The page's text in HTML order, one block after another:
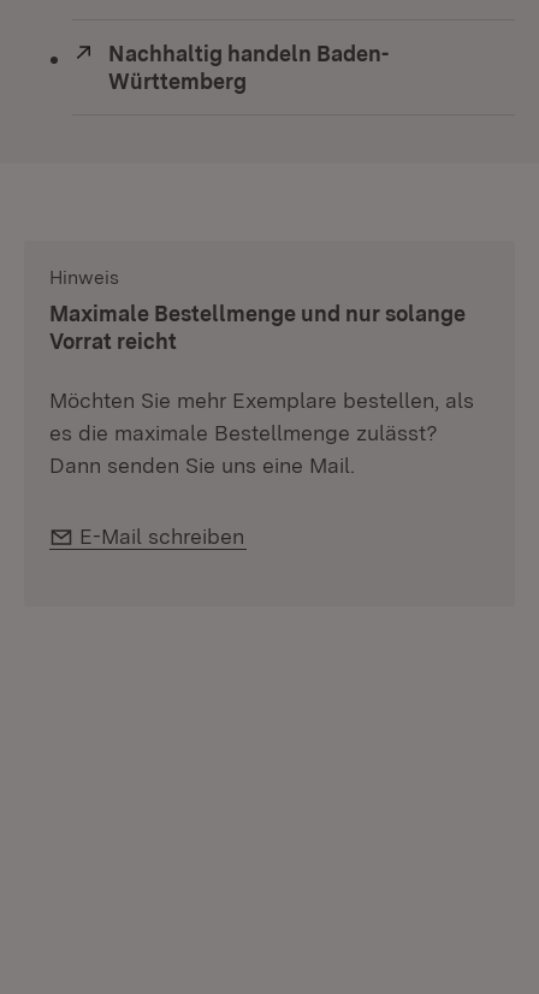
Extern:
Nachhaltig handeln Baden-
Württemberg
Hinweis
Maximale Bestellmenge und nur solange
Vorrat reicht
Möchten Sie mehr Exemplare bestellen, als
es die maximale Bestellmenge zulässt?
Dann senden Sie uns eine Mail.
E-Mail:
E-Mail schreiben